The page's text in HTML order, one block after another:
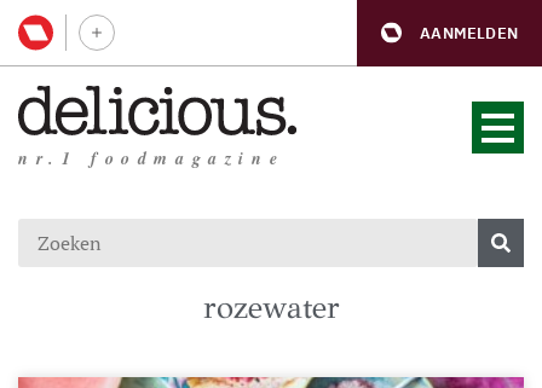
AANMELDEN
nr.1 foodmagazine
rozewater